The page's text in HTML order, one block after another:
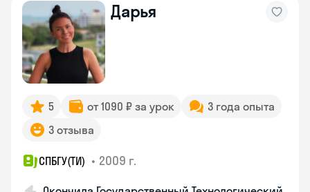
Дарья
5 от 1090 ₽ за урок
3 года опыта
3 отзыва
СПБГУ(ТИ) • 2009 г.